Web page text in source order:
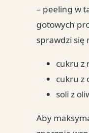
– peeling w
gotowych
sprawdzi się
cukru z
cukru z
soli z
Aby